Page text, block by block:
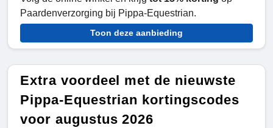
Paardenverzorging bij Pippa-Equestrian.
Toon deze aanbieding
Extra voordeel met de nieuwste
Pippa-Equestrian kortingscodes
voor augustus 2026